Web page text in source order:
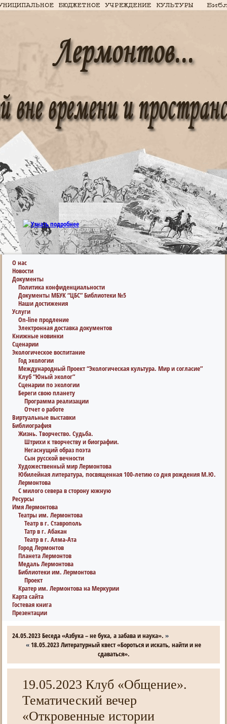
О нас
Новости
Документы
Политика конфиденциальности
Документы МБУК “ЦБС” Библиотеки №5
Наши достижения
Услуги
On-line продление
Электронная доставка документов
Книжные новинки
Сценарии
Экологическое воспитание
Год экологии
Международный Проект “Экологическая культура. Мир и согласие”
Клуб “Юный эколог”
Сценарии по экологии
Береги свою планету
Программа реализации
Отчет о работе
Виртуальные выставки
Библиография
Жизнь. Творчество. Судьба.
Штрихи к творчеству и биографии.
Негаснущий образ поэта
Сын русской вечности
Художественный мир Лермонтова
Юбилейная литература, посвященная 100-летию со дня рождения М.Ю.
Лермонтова
С милого севера в сторону южную
Ресурсы
Имя Лермонтова
Театры им. Лермонтова
Театр в г. Ставрополь
Татр в г. Абакан
Театр в г. Алма-Ата
Город Лермонтов
Планета Лермонтов
Медаль Лермонтова
Библиотеки им. Лермонтова
Проект
Кратер им. Лермонтова на Меркурии
Карта сайта
Гостевая книга
Презентации
24.05.2023 Беседа «Азбука – не бука, а забава и наука». »
«18.05.2023 Литературный квест «Бороться и искать, найти и не
сдаваться».
19.05.2023 Клуб «Общение».
Тематический вечер
«Откровенные истории